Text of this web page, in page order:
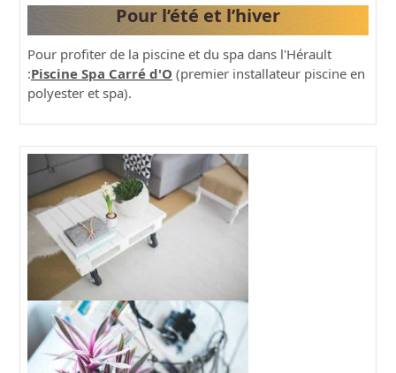
Pour l’été et l’hiver
Pour profiter de la piscine et du spa dans l'Hérault
:Piscine Spa Carré d'O (premier installateur piscine en
polyester et spa).